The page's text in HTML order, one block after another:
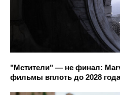
"Мстители" — не финал:
фильмы вплоть до 2028